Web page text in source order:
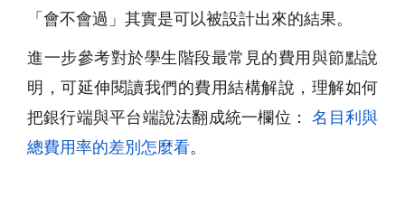
「會不會過」其實是可以被設計出來的結果。
進一步參考對於學生階段最常見的費用與節點說
明，可延伸閱讀我們的費用結構解說，理解如何
把銀行端與平台端說法翻成統一欄位：
名目利與
總費用率的差別怎麼看。